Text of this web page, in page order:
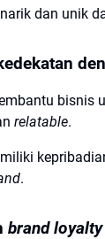
dan unik
bisnis
relatable.
.
brand loyalty